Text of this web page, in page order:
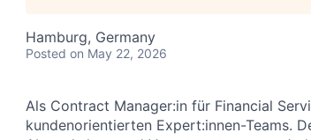
Hamburg, Germany
Posted on May 22, 2026
Als Contract Manager:in für Financial
kundenorientierten Expert:innen-Teams.